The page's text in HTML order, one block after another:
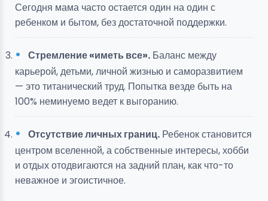
Сегодня мама часто остается один на один с
ребенком и бытом, без достаточной поддержки.
Стремление «иметь все». Баланс между
карьерой, детьми, личной жизнью и саморазвитием
— это титанический труд. Попытка везде быть на
100% неминуемо ведет к выгоранию.
Отсутствие личных границ. Ребенок становится
центром вселенной, а собственные интересы, хобби
и отдых отодвигаются на задний план, как что-то
неважное и эгоистичное.